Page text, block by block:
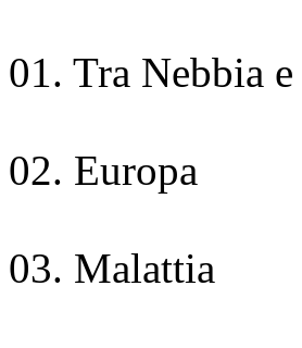
01. Tra Nebbia
02. Europa
03. Malattia